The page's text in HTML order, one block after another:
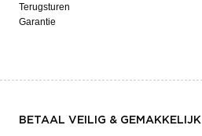
Terugsturen
Garantie
BETAAL VEILIG & GEMAKKELIJK